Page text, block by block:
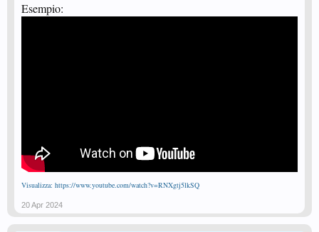
Esempio:
Visualizza: https://www.youtube.com/watch?v=RNXgtj5lkSQ
20 Apr 2024